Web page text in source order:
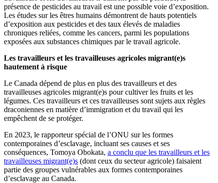
présence de pesticides au travail est une possible voie d’exposition.
Les études sur les êtres humains démontrent de hauts potentiels
d’exposition aux pesticides et des taux élevés de maladies
chroniques reliées, comme les cancers, parmi les populations
exposées aux substances chimiques par le travail agricole.
Les travailleurs et les travailleuses agricoles migrant(e)s
hautement à risque
Le Canada dépend de plus en plus des travailleurs et des
travailleuses agricoles migrant(e)s pour cultiver les fruits et les
légumes. Ces travailleurs et ces travailleuses sont sujets aux règles
draconiennes en matière d’immigration et du travail qui les
empêchent de se protéger.
En 2023, le rapporteur spécial de l’ONU sur les formes
contemporaines d’esclavage, incluant ses causes et ses
conséquences, Tomoya Obokata, a conclu que les travailleurs et les
travailleuses migrant(e)s (dont ceux du secteur agricole) faisaient
partie des groupes vulnérables aux formes contemporaines
d’esclavage au Canada.